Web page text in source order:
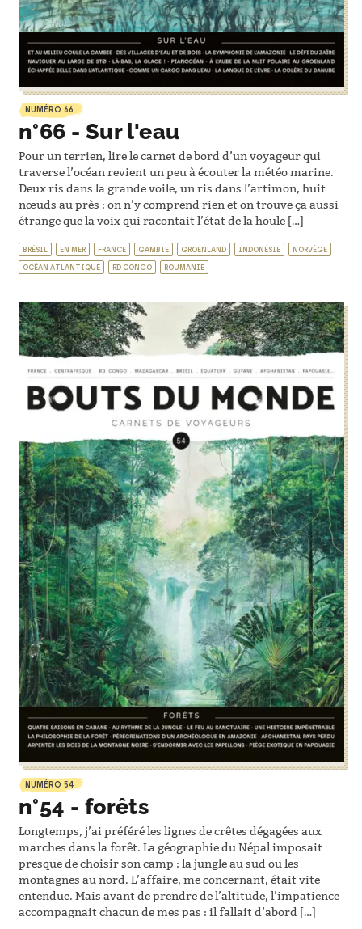
NUMÉRO 66
n°66 - Sur l'eau
Pour un terrien, lire le carnet de bord d’un voyageur qui
traverse l’océan revient un peu à écouter la météo marine.
Deux ris dans la grande voile, un ris dans l’artimon, huit
nœuds au près : on n’y comprend rien et on trouve ça aussi
étrange que la voix qui racontait l’état de la houle […]
BRÉSIL EN MER FRANCE GAMBIE GROENLAND INDONÉSIE
NORVÈGE
OCÉAN ATLANTIQUE
RD CONGO ROUMANIE
NUMÉRO 54
n°54 - forêts
Longtemps, j’ai préféré les lignes de crêtes dégagées aux
marches dans la forêt. La géographie du Népal imposait
presque de choisir son camp : la jungle au sud ou les
montagnes au nord. L’affaire, me concernant, était vite
entendue. Mais avant de prendre de l’altitude, l’impatience
accompagnait chacun de mes pas : il fallait d’abord […]